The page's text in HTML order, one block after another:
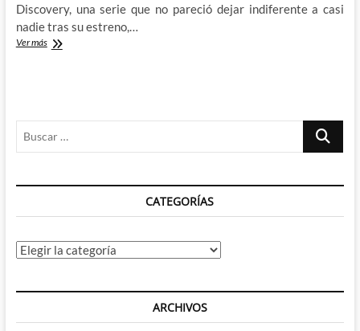
Discovery, una serie que no pareció dejar indiferente a casi
nadie tras su estreno,…
Ver más(Media)Semana
temporada
de
Trek:
(SPOILERS)
Buscar
CATEGORÍAS
Categorías
ARCHIVOS